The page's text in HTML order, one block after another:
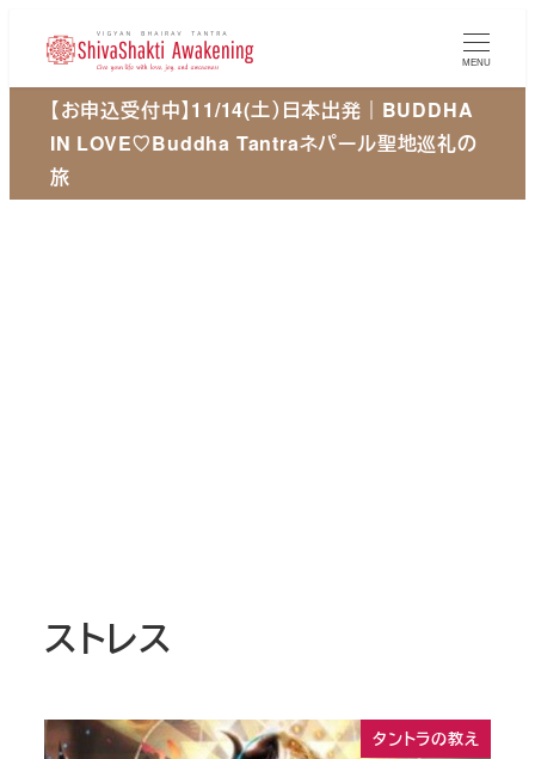
ン
MENU
【お申込受付中】11/14(土）日本出発｜BUDDHA
IN LOVE♡Buddha Tantraネパール聖地巡礼の
旅
ストレス
タントラの教え